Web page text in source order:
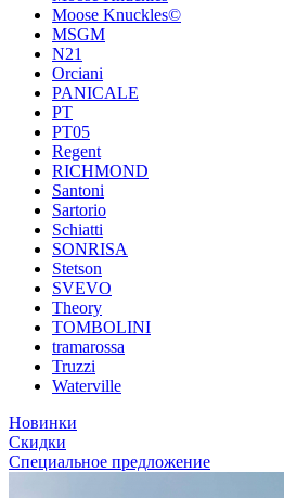
Moose Knuckles©️
MSGM
N21
Orciani
PANICALE
PT
PT05
Regent
RICHMOND
Santoni
Sartorio
Schiatti
SONRISA
Stetson
SVEVO
Theory
TOMBOLINI
tramarossa
Truzzi
Waterville
Новинки
Скидки
Специальное предложение